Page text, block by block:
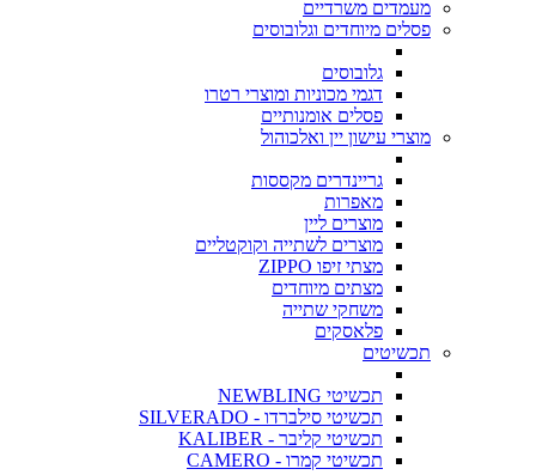
מעמדים משרדיים
פסלים מיוחדים וגלובוסים
גלובוסים
דגמי מכוניות ומוצרי רטרו
פסלים אומנותיים
מוצרי עישון יין ואלכוהול
גריינדרים מקססות
מאפרות
מוצרים ליין
מוצרים לשתייה וקוקטליים
מצתי זיפו ZIPPO
מצתים מיוחדים
משחקי שתייה
פלאסקים
תכשיטים
תכשיטי NEWBLING
תכשיטי סילברדו - SILVERADO
תכשיטי קליבר - KALIBER
תכשיטי קמרו - CAMERO